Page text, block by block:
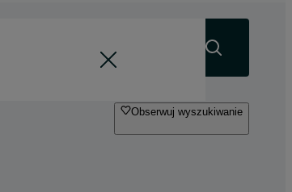
Obserwuj wyszukiwanie